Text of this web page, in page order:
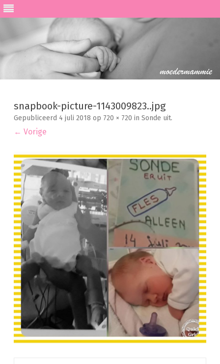
de
inhoud
snapbook-picture-1143009823..jpg
Gepubliceerd 4 juli 2018 op 720 × 720 in Sonde uit.
← Vorige